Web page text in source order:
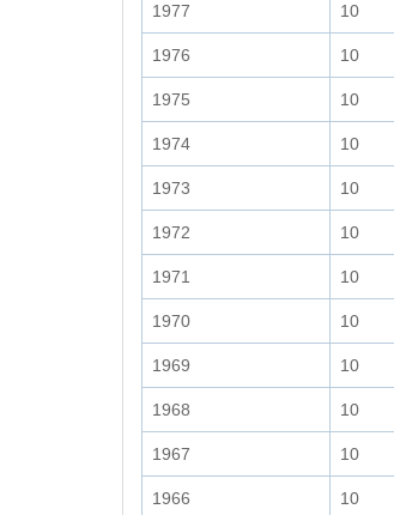
1977 10
1976 10
1975 10
1974 10
1973 10
1972 10
1971 10
1970 10
1969 10
1968 10
1967 10
1966 10